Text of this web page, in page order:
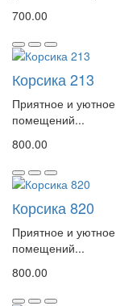
700.00
Корсика 213
Приятное и
помещений...
800.00
Корсика 820
Приятное и
помещений...
800.00